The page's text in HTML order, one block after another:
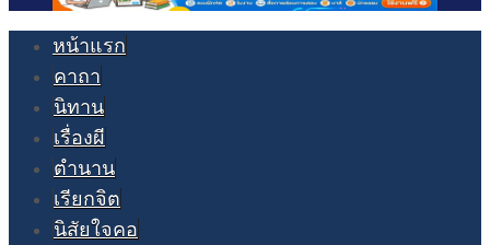
หน้าแรก
คาถา
นิทาน
เรื่องผี
ตำนาน
เรียกจิต
นิสัยใจคอ